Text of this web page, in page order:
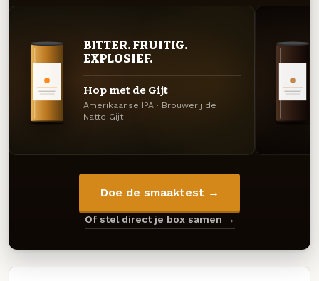
BITTER. FRUITIG.
EXPLOSIEF.
Hop met de Gijt
Amerikaanse IPA · Brouwerij de
Natte Gijt
Doe de smaaktest →
Of stel direct je box samen →